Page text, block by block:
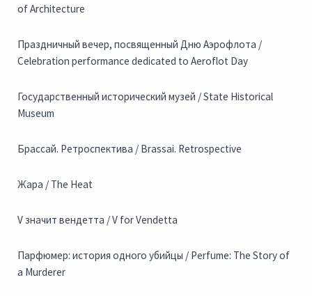
of Architecture
Праздничный вечер, посвященный Дню Аэрофлота /
Celebration performance dedicated to Aeroflot Day
Государственный исторический музей / State Historical
Museum
Брассай. Ретроспектива / Brassai. Retrospective
Жара / The Heat
V значит вендетта / V for Vendetta
Парфюмер: история одного убийцы / Perfume: The Story of
a Murderer